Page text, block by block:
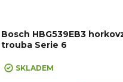
Bosch HBG539EB3
trouba Serie 6
SKLADEM